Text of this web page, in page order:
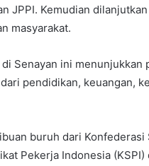
JPPI. Kemudian
masyarakat.
Senayan ini menunjukkan
pendidikan, keuangan,
buruh dari
Pekerja Indonesia